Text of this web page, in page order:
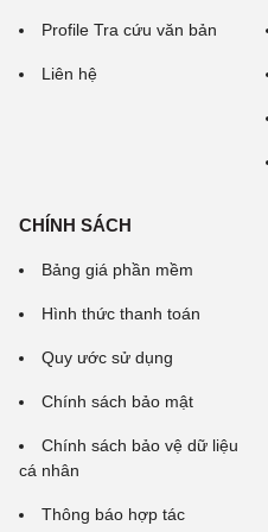
Profile Tra cứu văn bản
Liên hệ
CHÍNH SÁCH
Bảng giá phần mềm
Hình thức thanh toán
Quy ước sử dụng
Chính sách bảo mật
Chính sách bảo vệ dữ liệu
cá nhân
Thông báo hợp tác